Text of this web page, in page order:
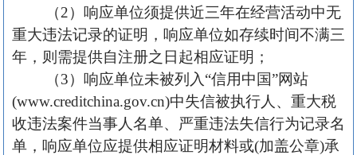
（2）响应单位须提供近三年在经营活动中无
重大违法记录的证明，响应单位如存续时间不满三
年，则需提供自注册之日起相应证明；
（3）响应单位未被列入“信用中国”网站
(www.creditchina.gov.cn)中失信被执行人、重大税
收违法案件当事人名单、严重违法失信行为记录名
单，响应单位应提供相应证明材料或(加盖公章)承